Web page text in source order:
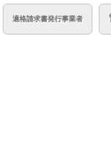
適格請求書発行事業者